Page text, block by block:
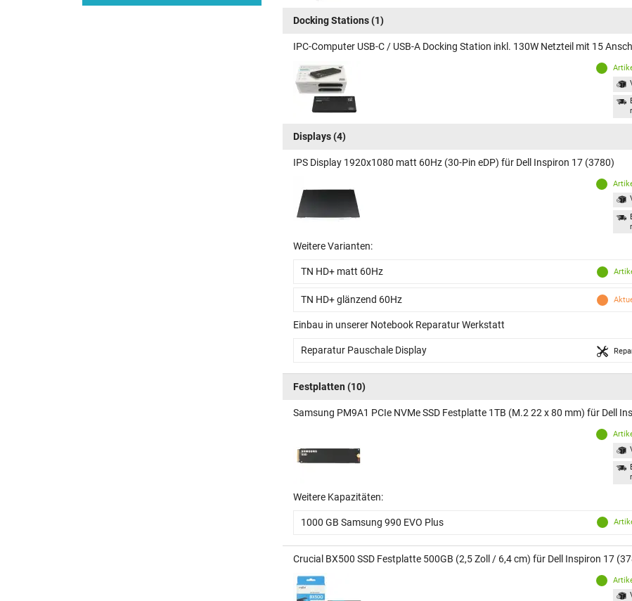
Docking Stations(1)
IPC-Computer USB-C / USB-A Docking Station inkl. 130W Netzteil mit 15
Displays(4)
IPS Display 1920x1080 matt 60Hz (30-Pin eDP) für Dell Inspiron 17 (3780)
Weitere Varianten:
TN HD+ matt 60Hz
TN HD+ glänzend 60Hz
Einbau in unserer Notebook Reparatur Werkstatt
Reparatur Pauschale Display
Festplatten (10)
Samsung PM9A1 PCIe NVMe SSD Festplatte 1TB (M.2 22 x 80 mm) für Dell
Weitere Kapazitäten:
1000 GB Samsung 990 EVO Plus
Crucial BX500 SSD Festplatte 500GB (2,5 Zoll / 6,4 cm) für Dell Inspiron 17